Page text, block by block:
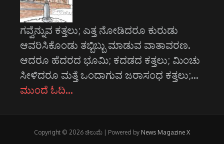
ಗವ್ವೆನ್ನುವ ಕತ್ತಲು; ಎತ್ತ ನೋಡಿದರೂ ಕುರುಡು
ಆವರಿಸಿಕೊಂಡು ತಬ್ಬಿಬ್ಬು ಮಾಡುವ ವಾತಾವರಣ.
ಆದರೂ ಹೆದರದ ಭೂಮಿ; ಕದಡದ ಕತ್ತಲು; ಮಿಂಚು
ಸೀಳಿದರೂ ಮತ್ತೆ ಒಂದಾಗುವ ಜರಾಸಂಧ ಕತ್ತಲು;…
ಮುಂದೆ ಓದಿ…
Copyright © 2026 ಚಿಲುಮೆ | Powered by News Magazine X